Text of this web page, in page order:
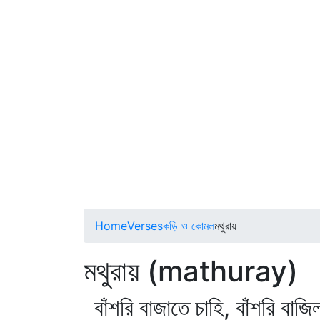
HomeVersesকড়ি ও কোমলমথুরায়
মথুরায় (mathuray)
বাঁশরি বাজাতে চাহি, বাঁশরি